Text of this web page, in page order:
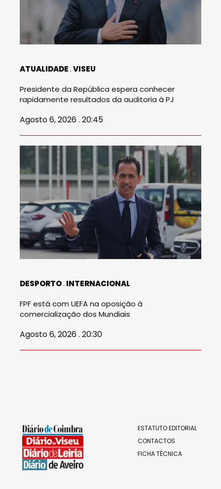
ATUALIDADE VISEU
Presidente da República espera conhecer
rapidamente resultados da auditoria à PJ
Agosto 6, 2026 . 20:45
DESPORTO INTERNACIONAL
FPF está com UEFA na oposição à
comercialização dos Mundiais
Agosto 6, 2026 . 20:30
ESTATUTO EDITORIAL
CONTACTOS
FICHA TÉCNICA